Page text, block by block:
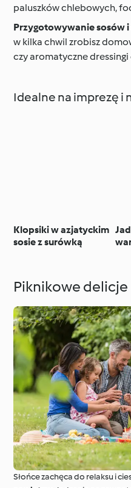
paluszków chlebowych,
Przygotowywanie sosów
w kilka chwil zrobisz
czy aromatyczne
Idealne na imprezę i
Klopsiki w azjatyckim
sosie z surówką
Piknikowe delicje
Słońce zachęca do relaksu i